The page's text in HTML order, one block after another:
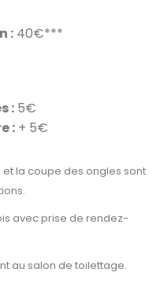
: 40€***
: 5€
: + 5€
la coupe des ongles sont
avec prise de rendez-
au salon de toilettage.